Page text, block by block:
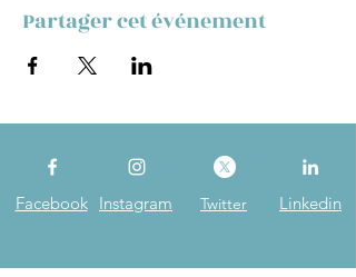
Partager cet événement
Instagram
Facebook Linkedin
Twitter